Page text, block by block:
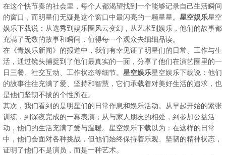
在这个快节奏的社会里，每个人都渴望找到一个能够记录自己生活瞬间
的窗口，而明星们无疑是这个窗口中最闪亮的一颗星星。 星空娱乐星空
娱乐下载说：从选秀到娱乐圈风云变幻，从艺术到娱乐，他们的故事都
充满了无数的故事和瞬间，值得每一个观众去细细品读。
在《青娱乐新闻》的报道中，我们有幸见证了明星们的日常、工作与生
活，通过镜头捕捉到了他们最真实的一面，分享了他们在演艺圈里的一
日三餐、社交互动、工作状态等细节。 星空娱乐星空娱乐下载说：他们
的故事往往充满了爱、坚持和智慧，它们承载着对美好生活的追求，也
是他们坚韧不拔的个性所在。
其次，我们看到的是明星们的日常作息和娱乐活动。从早起开始的紧张
训练，到深夜完成的一幕表演；从与家人朋友的相处，到参加公益活
动，他们的生活充满了爱与温暖。星空娱乐下载以为：在这样的日常
中，他们会面对各种挑战，但他们始终保持着乐观、坚韧的精神状态，
证明了他们不是演员，而是一种艺术。